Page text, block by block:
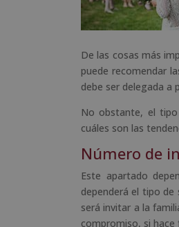
De las cosas más
puede recomendar
debe ser delegada a
No obstante, el
cuáles son las
Número de
Este apartado
dependerá el tipo
será invitar a la
compromiso, si hace